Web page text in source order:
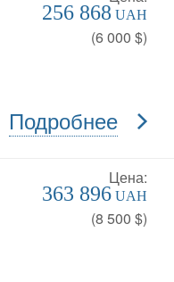
256 868 UAH
(6 000 $)
Подробнее
Цена:
363 896UAH
(8 500 $)